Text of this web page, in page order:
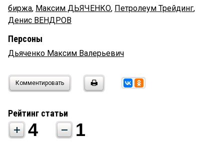
биржа, Максим ДЬЯЧЕНКО, Петролеум Трейдинг,
Денис ВЕНДРОВ
Персоны
Дьяченко Максим Валерьевич
Комментировать
Рейтинг статьи
4 1